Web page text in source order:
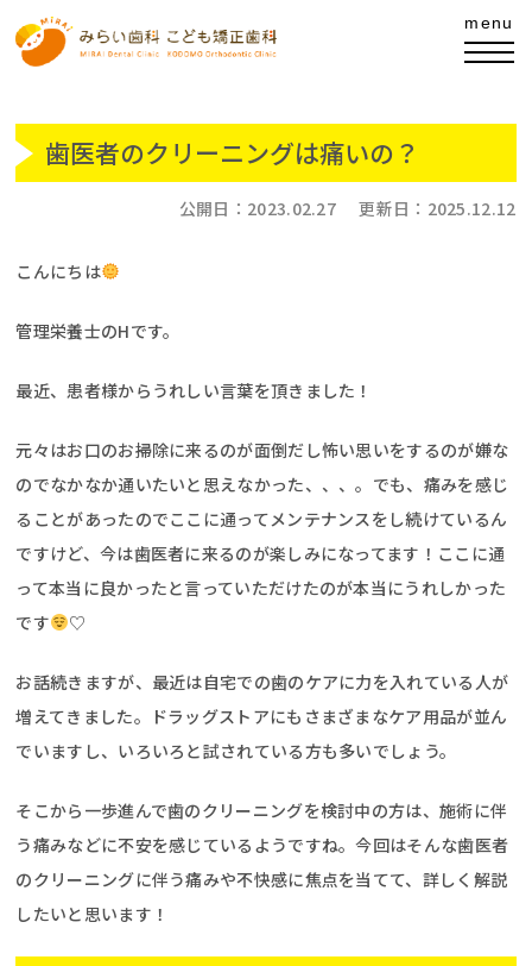
歯医者のクリーニングは痛いの？
公開日： 2023.02.27 更新日： 2025.12.12
こんにちは
管理栄養士のHです。
最近、患者様からうれしい言葉を頂きました！
元々はお口のお掃除に来るのが面倒だし怖い思いをするのが嫌な
のでなかなか通いたいと思えなかった、、、。でも、痛みを感じ
ることがあったのでここに通ってメンテナンスをし続けているん
ですけど、今は歯医者に来るのが楽しみになってます！ここに通
って本当に良かったと言っていただけたのが本当にうれしかった
です
♡
お話続きますが、最近は自宅での歯のケアに力を入れている人が
増えてきました。ドラッグストアにもさまざまなケア用品が並ん
でいますし、いろいろと試されている方も多いでしょう。
そこから一歩進んで歯のクリーニングを検討中の方は、施術に伴
う痛みなどに不安を感じているようですね。今回はそんな歯医者
のクリーニングに伴う痛みや不快感に焦点を当てて、詳しく解説
したいと思います！